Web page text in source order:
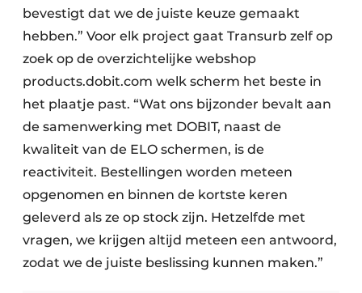
bevestigt dat we de juiste keuze gemaakt
hebben.” Voor elk project gaat Transurb zelf op
zoek op de overzichtelijke webshop
products.dobit.com welk scherm het beste in
het plaatje past. “Wat ons bijzonder bevalt aan
de samenwerking met DOBIT, naast de
kwaliteit van de ELO schermen, is de
reactiviteit. Bestellingen worden meteen
opgenomen en binnen de kortste keren
geleverd als ze op stock zijn. Hetzelfde met
vragen, we krijgen altijd meteen een antwoord,
zodat we de juiste beslissing kunnen maken.”